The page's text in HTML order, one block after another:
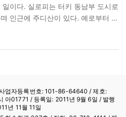
이다. 실로피는 터키 동남부 도시로
인근에 주디산이 있다. 예로부터 무
아버지의 부재는 곧 가정의 경제가
들은 어린 나이에도 생계를 책임지
업자등록번호: 101-86-64640 / 제호:
아01771 / 등록일: 2011년 9월 6일 / 발행
년 11월 11일